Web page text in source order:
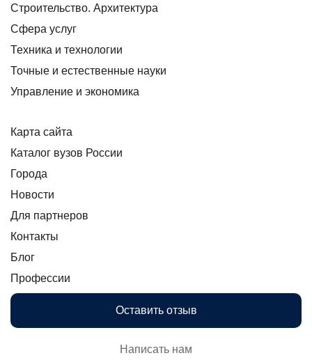
Строительство. Архитектура
Сфера услуг
Техника и технологии
Точные и естественные науки
Управление и экономика
Карта сайта
Каталог вузов России
Города
Новости
Для партнеров
Контакты
Блог
Профессии
Оставить отзыв
Написать нам